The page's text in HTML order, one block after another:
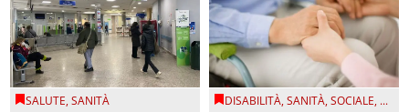
SALUTE,SANITÀ DISABILITÀ,SANITÀ,SOCIALE, ...